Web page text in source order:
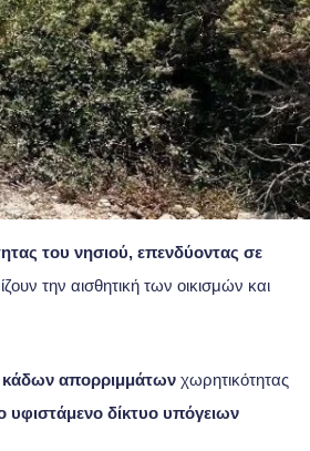
του νησιού, επενδύοντας σε
την αισθητική των οικισμών και
κάδων απορριμμάτων χωρητικότητας
υφιστάμενο δίκτυο υπόγειων